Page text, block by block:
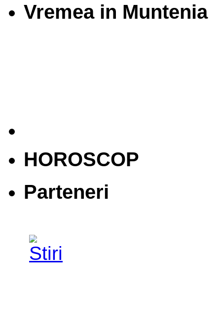
Vremea in Muntenia
HOROSCOP
Parteneri